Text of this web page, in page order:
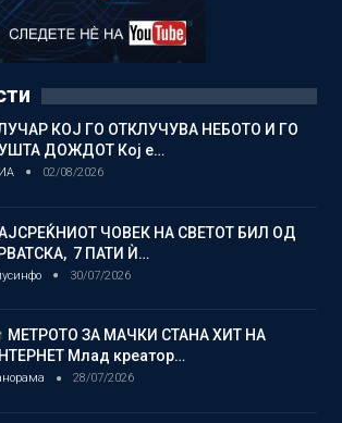
КОЈ ГО ОТКЛУЧУВА НЕБОТО И ГО
ДОЖДОТ Кој е…
02/08/2026
ЧОВЕК НА СВЕТОТ БИЛ ОД
7 ПАТИ Ѝ…
30/07/2026
МЕТРОТО ЗА МАЧКИ СТАНА ХИТ НА
Млад креатор…
28/07/2026